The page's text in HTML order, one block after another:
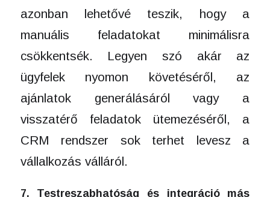
azonban lehetővé teszik, hogy a
manuális feladatokat minimálisra
csökkentsék. Legyen szó akár az
ügyfelek nyomon követéséről, az
ajánlatok generálásáról vagy a
visszatérő feladatok ütemezéséről, a
CRM rendszer sok terhet levesz a
vállalkozás válláról.
7. Testreszabhatóság és integráció más